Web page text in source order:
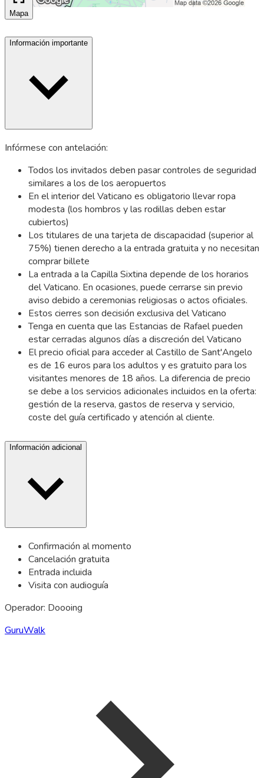
Mapa
Información importante
Infórmese con antelación:
Todos los invitados deben pasar controles de seguridad
similares a los de los aeropuertos
En el interior del Vaticano es obligatorio llevar ropa
modesta (los hombros y las rodillas deben estar
cubiertos)
Los titulares de una tarjeta de discapacidad (superior al
75%) tienen derecho a la entrada gratuita y no necesitan
comprar billete
La entrada a la Capilla Sixtina depende de los horarios
del Vaticano. En ocasiones, puede cerrarse sin previo
aviso debido a ceremonias religiosas o actos oficiales.
Estos cierres son decisión exclusiva del Vaticano
Tenga en cuenta que las Estancias de Rafael pueden
estar cerradas algunos días a discreción del Vaticano
El precio oficial para acceder al Castillo de Sant'Angelo
es de 16 euros para los adultos y es gratuito para los
visitantes menores de 18 años. La diferencia de precio
se debe a los servicios adicionales incluidos en la oferta:
gestión de la reserva, gastos de reserva y servicio,
coste del guía certificado y atención al cliente.
Información adicional
Confirmación al momento
Cancelación gratuita
Entrada incluida
Visita con audioguía
Operador: Doooing
GuruWalk